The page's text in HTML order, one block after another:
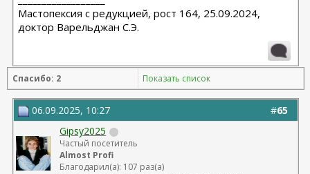
Мастопексия с редукцией, рост 164, 25.09.2024,
доктор Варельджан С.Э.
Спасибо: 2 Показать список
#65
06.09.2025, 10:27
Gipsy2025
Частый посетитель
Almost Profi
Благодарил(а): 107 раз(а)